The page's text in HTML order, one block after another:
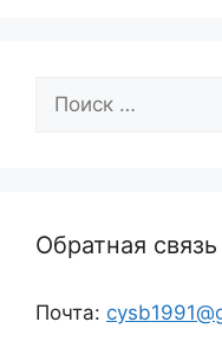
Обратная связь
Почта: